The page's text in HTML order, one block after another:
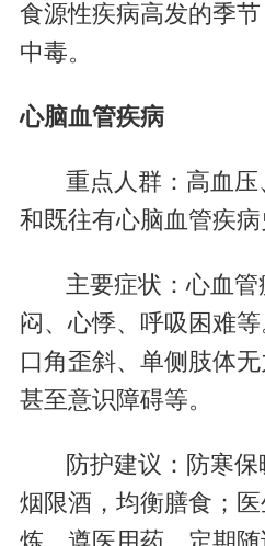
食源性疾病高发的季
中毒。
心脑血管疾病
重点人群：高血压
和既往有心脑血管疾病
主要症状：心血管
闷、心悸、呼吸困难
口角歪斜、单侧肢体
甚至意识障碍等。
防护建议：防寒保
烟限酒，均衡膳食；